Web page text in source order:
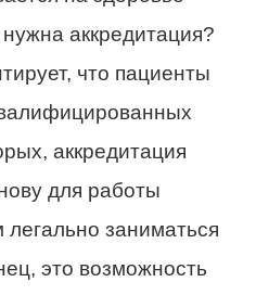
аккредитация?
что пациенты
аккредитация
для работы
заниматься
это возможность